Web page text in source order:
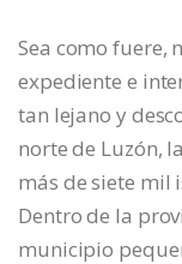
Sea como fuere,
expediente e
tan lejano y
norte de Luzón,
más de siete mil
Dentro de la
municipio